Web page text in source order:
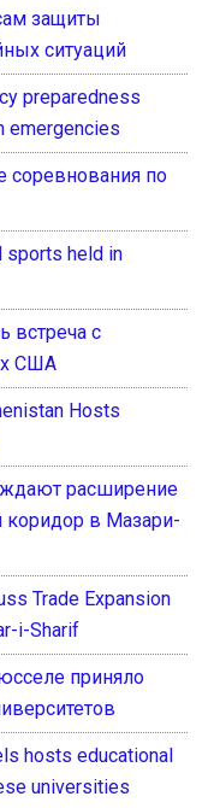
защиты
ситуаций
preparedness
emergencies
соревнования по
sports held in
встреча с
США
Hosts
расширение
коридор в Мазари-
Trade Expansion
i-Sharif
приняло
hosts educational
universities